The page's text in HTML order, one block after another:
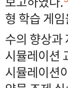
형 학습 게
수의 향상과
시뮬레이션
시뮬레이션